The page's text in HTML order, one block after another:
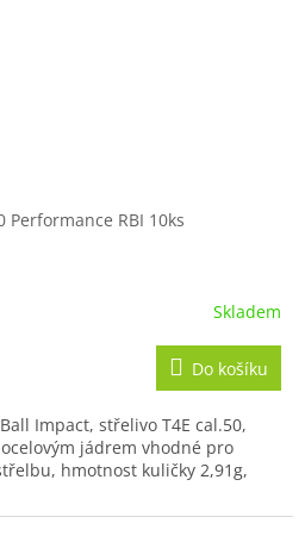
Performance RBI 10ks
Skladem
Do košíku
Impact, střelivo T4E cal.50,
jádrem vhodné pro
hmotnost kuličky 2,91g,